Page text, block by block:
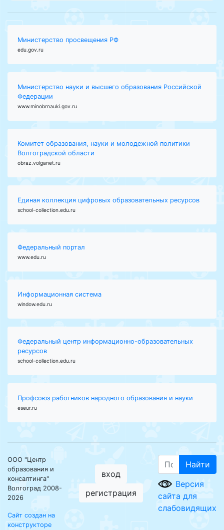
Министерство просвещения РФ
edu.gov.ru
Министерство науки и высшего образования Российской
Федерации
www.minobrnauki.gov.ru
Комитет образования, науки и молодежной политики
Волгоградской области
obraz.volganet.ru
Единая коллекция цифровых образовательных ресурсов
school-collection.edu.ru
Федеральный портал
www.edu.ru
Информационная система
window.edu.ru
Федеральный центр информационно-образовательных
ресурсов
school-collection.edu.ru
Профсоюз работников народного образования и науки
eseur.ru
ООО "Центр
образования и
консалтинга"
Волгоград 2008-
2026
Сайт создан на
конструкторе
вход
регистрация
Найти
Версия
сайта для
слабовидящих